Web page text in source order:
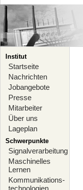
Institut
Startseite
Nachrichten
Jobangebote
Presse
Mitarbeiter
Über uns
Lageplan
Schwerpunkte
Signalverarbeitung
Maschinelles
Lernen
Kommunikations-
technologien